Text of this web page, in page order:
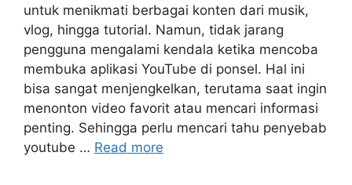
untuk menikmati berbagai konten dari musik,
vlog, hingga tutorial. Namun, tidak jarang
pengguna mengalami kendala ketika mencoba
membuka aplikasi YouTube di ponsel. Hal ini
bisa sangat menjengkelkan, terutama saat ingin
menonton video favorit atau mencari informasi
penting. Sehingga perlu mencari tahu penyebab
youtube … Read more